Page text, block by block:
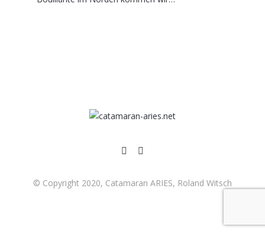
© Copyright 2020, Catamaran ARIES, Roland Witsch